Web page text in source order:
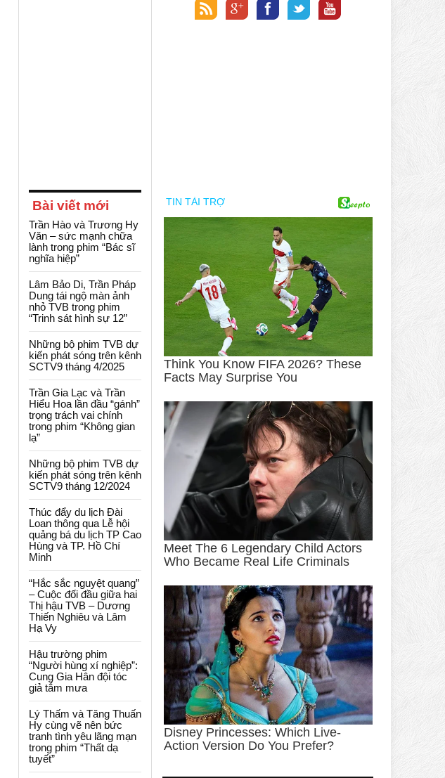
Bài viết mới
Trần Hào và Trương Hy
Văn – sức mạnh chữa
lành trong phim “Bác sĩ
nghĩa hiệp”
Lâm Bảo Di, Trần Pháp
Dung tái ngộ màn ảnh
nhỏ TVB trong phim
“Trinh sát hình sự 12”
Những bộ phim TVB dự
kiến phát sóng trên kênh
SCTV9 tháng 4/2025
Trần Gia Lạc và Trần
Hiểu Hoa lần đầu “gánh”
trọng trách vai chính
trong phim “Không gian
lạ”
Những bộ phim TVB dự
kiến phát sóng trên kênh
SCTV9 tháng 12/2024
Thúc đẩy du lịch Đài
Loan thông qua Lễ hội
quảng bá du lịch TP Cao
Hùng và TP. Hồ Chí
Minh
“Hắc sắc nguyệt quang”
– Cuộc đối đầu giữa hai
Thị hậu TVB – Dương
Thiến Nghiêu và Lâm
Hạ Vy
Hậu trường phim
“Người hùng xí nghiệp”:
Cung Gia Hân đội tóc
giả tắm mưa
Lý Thấm và Tăng Thuấn
Hy cùng vẽ nên bức
tranh tình yêu lãng mạn
trong phim “Thất dạ
tuyết”